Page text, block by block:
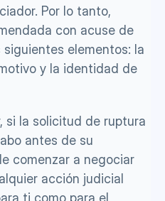
Por lo tanto,
con acuse de
elementos: la
y la identidad de
si la solicitud de ruptura
antes de su
comenzar a negociar
acción judicial
ti como para el